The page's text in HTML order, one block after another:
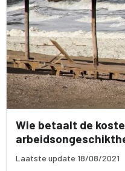
Wie betaalt de
Laatste update 18/08/2021